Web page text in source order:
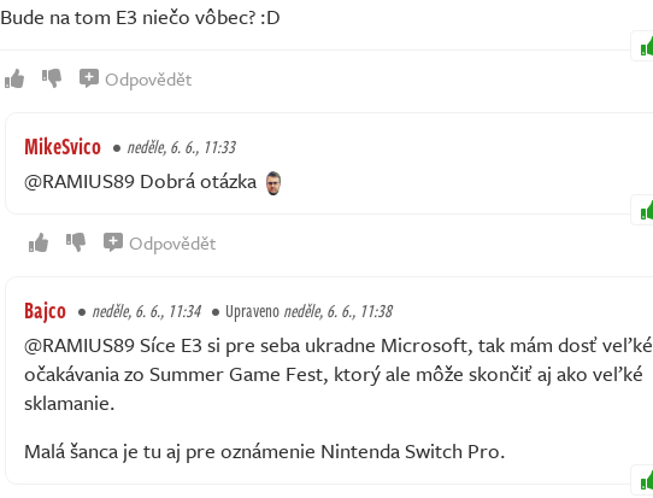
Bude na tom E3 niečo vôbec? :D
Odpovědět
MikeSvico neděle, 6. 6., 11:33
@RAMIUS89 Dobrá otázka
Odpovědět
Bajco neděle, 6. 6., 11:34 Upravenoneděle, 6. 6., 11:38
@RAMIUS89 Síce E3 si pre seba ukradne Microsoft, tak mám dosť veľké
očakávania zo Summer Game Fest, ktorý ale môže skončiť aj ako veľké
sklamanie.
Malá šanca je tu aj pre oznámenie Nintenda Switch Pro.